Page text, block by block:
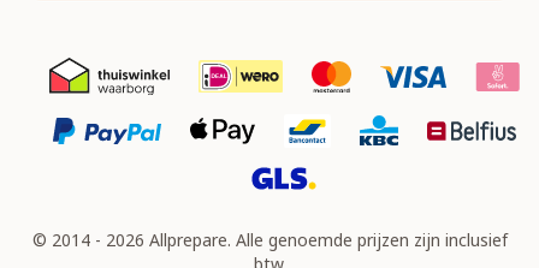
© 2014 - 2026 Allprepare. Alle genoemde prijzen zijn inclusief
btw.